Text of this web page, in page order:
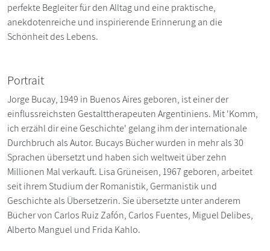
perfekte Begleiter für den Alltag und eine praktische,
anekdotenreiche und inspirierende Erinnerung an die
Schönheit des Lebens.
Portrait
Jorge Bucay, 1949 in Buenos Aires geboren, ist einer der
einflussreichsten Gestalttherapeuten Argentiniens. Mit 'Komm,
ich erzähl dir eine Geschichte' gelang ihm der internationale
Durchbruch als Autor. Bucays Bücher wurden in mehr als 30
Sprachen übersetzt und haben sich weltweit über zehn
Millionen Mal verkauft. Lisa Grüneisen, 1967 geboren, arbeitet
seit ihrem Studium der Romanistik, Germanistik und
Geschichte als Übersetzerin. Sie übersetzte unter anderem
Bücher von Carlos Ruiz Zafón, Carlos Fuentes, Miguel Delibes,
Alberto Manguel und Frida Kahlo.